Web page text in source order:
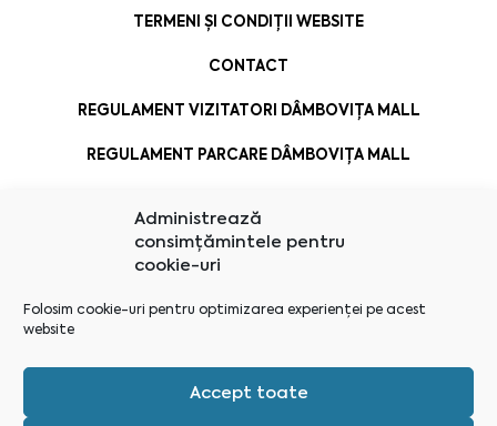
Administrează
consimțămintele pentru
cookie-uri
Folosim cookie-uri pentru optimizarea experienței pe acest
website
Accept toate
TERMENI ȘI CONDIȚII WEBSITE
CONTACT
REGULAMENT VIZITATORI DÂMBOVIȚA MALL
REGULAMENT PARCARE DÂMBOVIȚA MALL